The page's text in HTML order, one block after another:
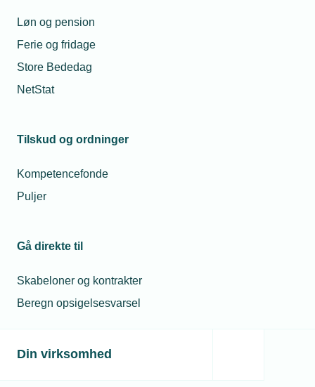
Løn og pension
Ferie og fridage
Store Bededag
NetStat
Tilskud og ordninger
Kompetencefonde
Puljer
Gå direkte til
Skabeloner og kontrakter
Beregn opsigelsesvarsel
Din virksomhed